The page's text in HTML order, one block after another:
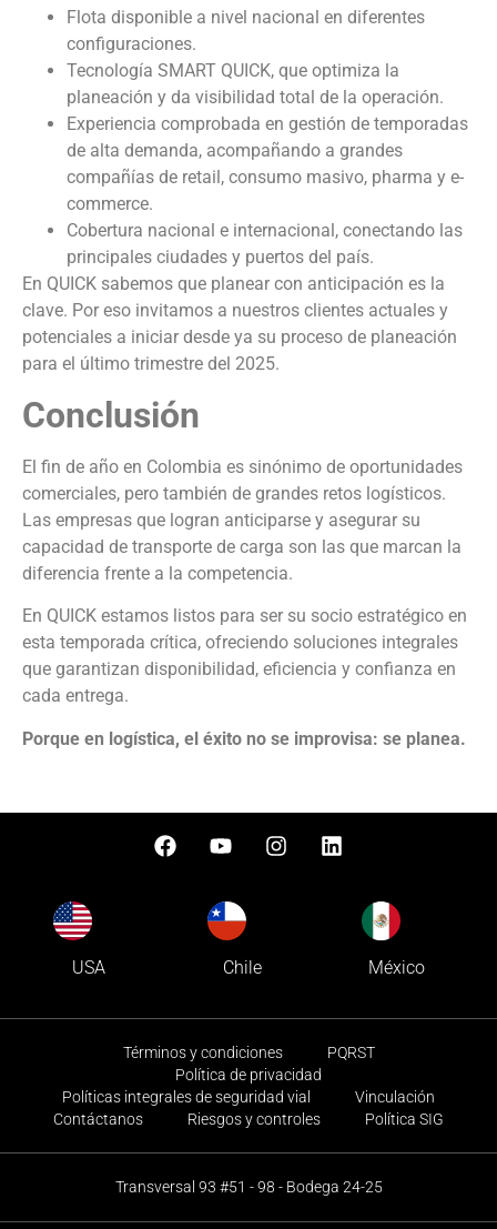
Flota disponible a nivel nacional en diferentes
configuraciones.
Tecnología SMART QUICK, que optimiza la
planeación y da visibilidad total de la operación.
Experiencia comprobada en gestión de temporadas
de alta demanda, acompañando a grandes
compañías de retail, consumo masivo, pharma y e-
commerce.
Cobertura nacional e internacional, conectando las
principales ciudades y puertos del país.
En QUICK sabemos que planear con anticipación es la
clave. Por eso invitamos a nuestros clientes actuales y
potenciales a iniciar desde ya su proceso de planeación
para el último trimestre del 2025.
Conclusión
El fin de año en Colombia es sinónimo de oportunidades
comerciales, pero también de grandes retos logísticos.
Las empresas que logran anticiparse y asegurar su
capacidad de transporte de carga son las que marcan la
diferencia frente a la competencia.
En QUICK estamos listos para ser su socio estratégico en
esta temporada crítica, ofreciendo soluciones integrales
que garantizan disponibilidad, eficiencia y confianza en
cada entrega.
Porque en logística, el éxito no se improvisa: se planea.
USA Chile México
Términos y condiciones
PQRST
Política de privacidad
Políticas integrales de seguridad vial
Vinculación
Contáctanos
Riesgos y controles Política SIG
Transversal 93 #51 - 98 - Bodega 24-25